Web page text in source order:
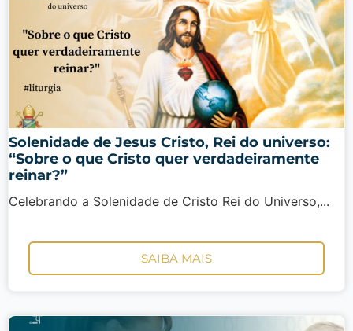
Solenidade de Jesus Cristo, Rei do universo:
“Sobre o que Cristo quer verdadeiramente
reinar?”
Celebrando a Solenidade de Cristo Rei do Universo,...
SAIBA MAIS